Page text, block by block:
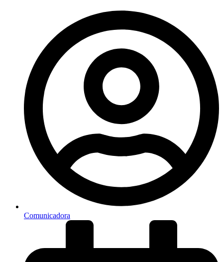
Comunicadora